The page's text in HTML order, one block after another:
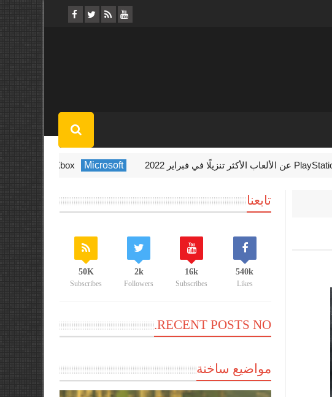
Microsoft Xbox تستضيف حدث Indie Showcase الأسبوع المقبل
تابعنا
540k
Likes
16k
Subscribes
2k
Followers
50K
Subscribes
RECENT POSTS NO.
مواضيع ساخنة